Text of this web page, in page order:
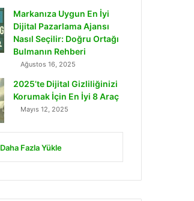
Markanıza Uygun En İyi
Dijital Pazarlama Ajansı
Nasıl Seçilir: Doğru Ortağı
Bulmanın Rehberi
Ağustos 16, 2025
2025’te Dijital Gizliliğinizi
Korumak İçin En İyi 8 Araç
Mayıs 12, 2025
Daha Fazla Yükle